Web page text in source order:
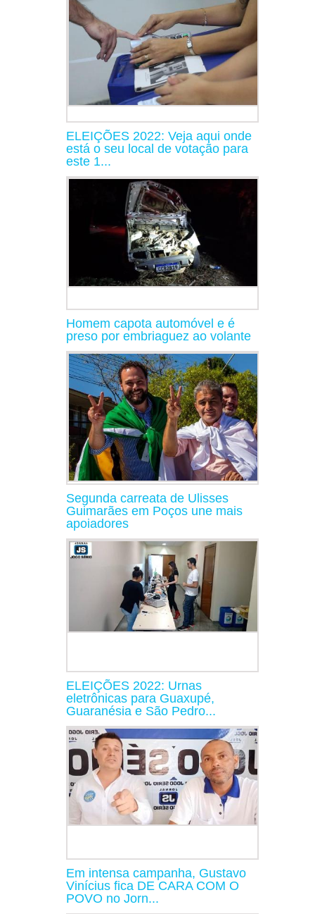
ELEIÇÕES 2022: Veja aqui onde
está o seu local de votação para
este 1...
Homem capota automóvel e é
preso por embriaguez ao volante
Segunda carreata de Ulisses
Guimarães em Poços une mais
apoiadores
ELEIÇÕES 2022: Urnas
eletrônicas para Guaxupé,
Guaranésia e São Pedro...
Em intensa campanha, Gustavo
Vinícius fica DE CARA COM O
POVO no Jorn...